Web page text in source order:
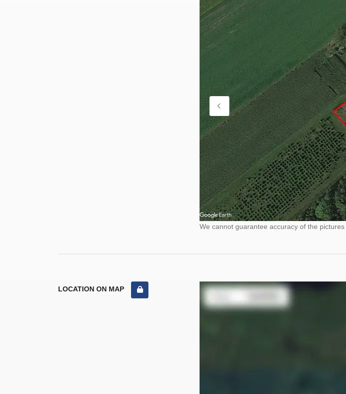
We cannot guarantee accuracy of the
LOCATION ON MAP